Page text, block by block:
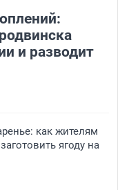
и разводит
как жителям
ягоду на